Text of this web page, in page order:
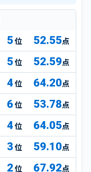
5 52.55点
5 52.59点
4 64.20点
6 53.78点
4 64.05点
3 59.10点
2 67.92点